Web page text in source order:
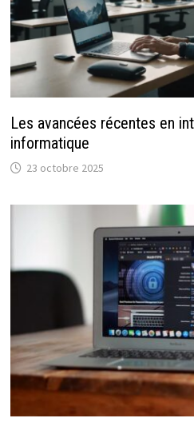
Les avancées récentes en
informatique
23 octobre 2025